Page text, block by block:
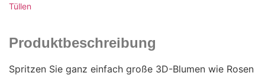
Tüllen
Produktbeschreibung
Spritzen Sie ganz einfach große 3D-Blumen wie Rosen